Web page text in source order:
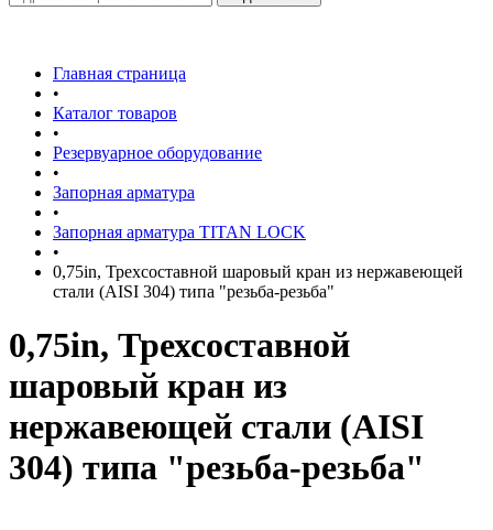
Главная страница
•
Каталог товаров
•
Резервуарное оборудование
•
Запорная арматура
•
Запорная арматура TITAN LOCK
•
0,75in, Трехсоставной шаровый кран из нержавеющей
стали (AISI 304) типа "резьба-резьба"
0,75in, Трехсоставной
шаровый кран из
нержавеющей стали (AISI
304) типа "резьба-резьба"